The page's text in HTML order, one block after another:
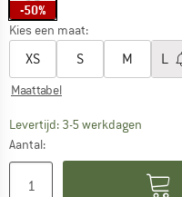
-50%
Kies een maat:
XS S M L
Maattabel
Levertijd: 3-5 werkdagen
Aantal: